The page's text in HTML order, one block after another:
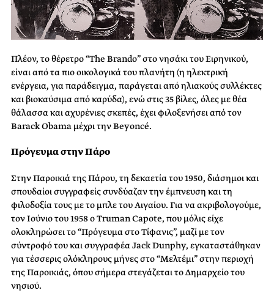
Πλέον, το θέρετρο “The Brando” στο νησάκι του Ειρηνικού,
είναι από τα πιο οικολογικά του πλανήτη (η ηλεκτρική
ενέργεια, για παράδειγμα, παράγεται από ηλιακούς συλλέκτες
και βιοκαύσιμα από καρύδα), ενώ στις 35 βίλες, όλες με θέα
θάλασσα και αχυρένιες σκεπές, έχει φιλοξενήσει από τον
Barack Obama μέχρι την Beyoncé.
Πρόγευμα στην Πάρο
Στην Παροικιά της Πάρου, τη δεκαετία του 1950, διάσημοι και
σπουδαίοι συγγραφείς συνδύαζαν την έμπνευση και τη
φιλοδοξία τους με το μπλε του Αιγαίου. Για να ακριβολογούμε,
τον Ιούνιο του 1958 ο Truman Capote, που μόλις είχε
ολοκληρώσει το “Πρόγευμα στο Τίφανις”, μαζί με τον
σύντροφό του και συγγραφέα Jack Dunphy, εγκαταστάθηκαν
για τέσσερις ολόκληρους μήνες στο “Μελτέμι” στην περιοχή
της Παροικιάς, όπου σήμερα στεγάζεται το Δημαρχείο του
νησιού.